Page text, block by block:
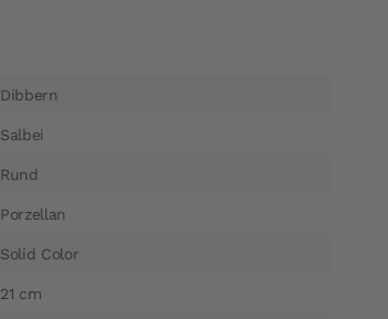
Dibbern
Salbei
Rund
Porzellan
Solid Color
21 cm